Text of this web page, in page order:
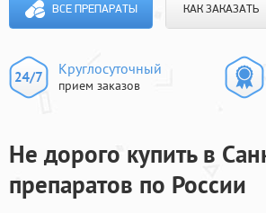
ВСЕ ПРЕПАРАТЫ КАК ЗАКАЗАТЬ
Круглосуточный
прием заказов
Не дорого купить в
препаратов по России